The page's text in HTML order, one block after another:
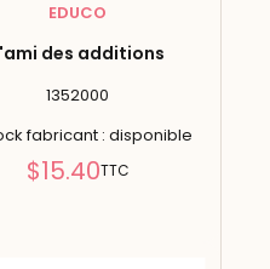
EDUCO
des additions
1352000
fabricant : disponible
Prix
$15.40TTC